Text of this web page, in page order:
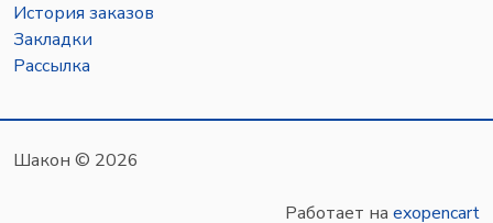
История заказов
Закладки
Рассылка
Шакон © 2026
Работает на exopencart